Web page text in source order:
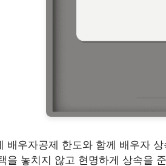
배우자공제 한도와 함께 배우자
을 놓치지 않고 현명하게 상속을